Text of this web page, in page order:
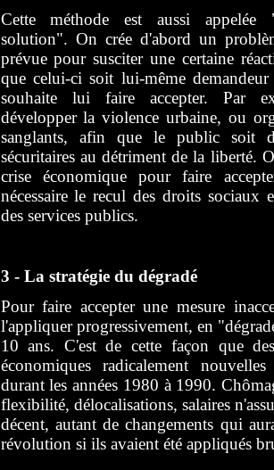
Cette méthode est aussi appelée
solution". On crée d'abord un
prévue pour susciter une certaine
que celui-ci soit lui-même demandeur
souhaite lui faire accepter. Par
développer la violence urbaine, ou
sanglants, afin que le public soit
sécuritaires au détriment de la liberté.
crise économique pour faire
nécessaire le recul des droits sociaux
des services publics.
3 - La stratégie du dégradé
Pour faire accepter une mesure
l'appliquer progressivement, en
10 ans. C'est de cette façon que
économiques radicalement
durant les années 1980 à 1990.
flexibilité, délocalisations, salaires
décent, autant de changements qui
révolution si ils avaient été appliqués